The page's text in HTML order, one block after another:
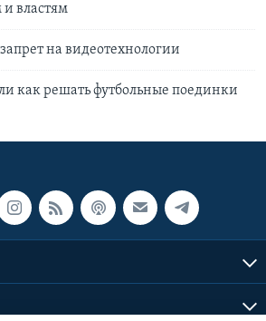
властям
на видеотехнологии
как решать футбольные поединки